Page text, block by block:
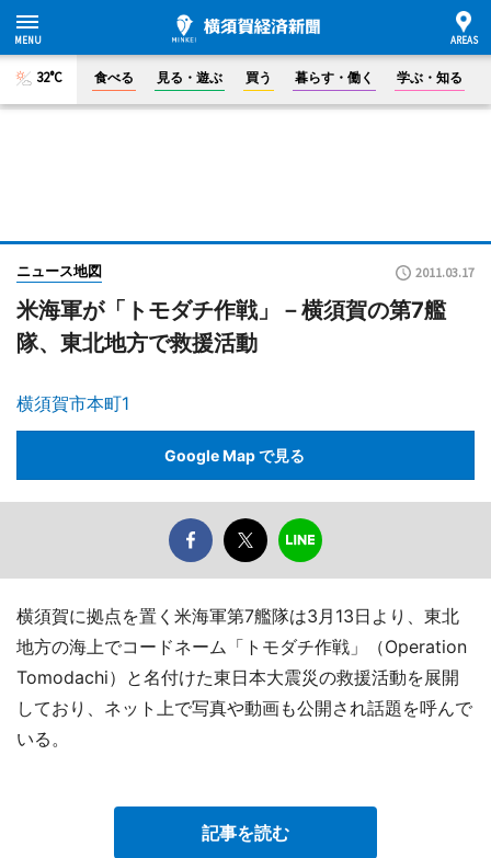
32°C 食べる 見る・遊ぶ 買う 暮らす・働く 学ぶ・知る
ニュース地図 2011.03.17
米海軍が「トモダチ作戦」－横須賀の第7艦
隊、東北地方で救援活動
横須賀市本町1
Google Map で見る
横須賀に拠点を置く米海軍第7艦隊は3月13日より、東北
地方の海上でコードネーム「トモダチ作戦」（Operation
Tomodachi）と名付けた東日本大震災の救援活動を展開
しており、ネット上で写真や動画も公開され話題を呼んで
いる。
記事を読む